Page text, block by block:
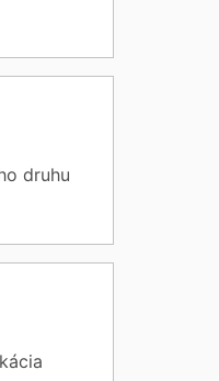
druhu